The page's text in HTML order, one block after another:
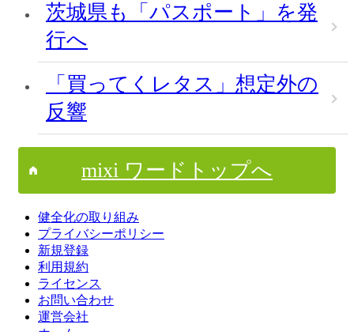
茨城県も「パスポート」を発
行へ
「買ってくレタス」想定外の
反響
mixi ワードトップへ
健全化の取り組み
プライバシーポリシー
新規登録
利用規約
ライセンス
お問い合わせ
運営会社